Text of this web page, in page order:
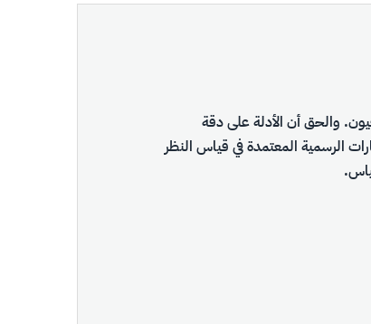
والحق أن الأدلة على دقة
الرسمية المعتمدة في قياس النظر